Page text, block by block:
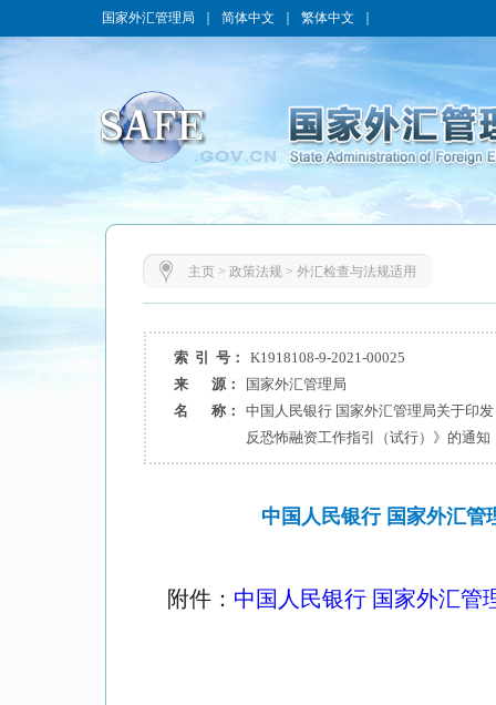
国家外汇管理局 简体中文 繁体中文
主页> 政策法规> 外汇检查与法规适用
索 引 号：
K1918108-9-2021-00025
来 源：
国家外汇管理局
名 称：
中国人民银行 国家外汇管理局关于印
反恐怖融资工作指引（试行）》的通知
中国人民银行 国家外汇管
附件： 中国人民银行 国家外汇管